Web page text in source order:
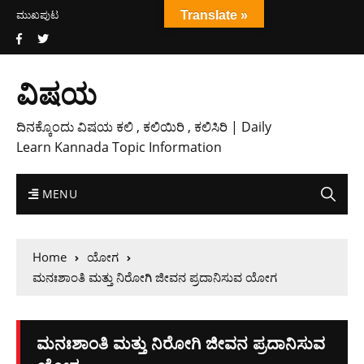
ಮುಖಪುಟ
ವಿಷಯ
ದಿನಕ್ಕೊಂದು ವಿಷಯ ಕಲಿ , ಕಲಿಯಿರಿ , ಕಲಿಸಿರಿ | Daily
Learn Kannada Topic Information
MENU
Home
ಯೋಗ
ಮನಃಶಾಂತಿ ಮತ್ತು ನಿರೋಗಿ ಜೀವನ ಪ್ರದಾನಿಸುವ ಯೋಗ
ಮನಃಶಾಂತಿ ಮತ್ತು ನಿರೋಗಿ ಜೀವನ ಪ್ರದಾನಿಸುವ
Translate »